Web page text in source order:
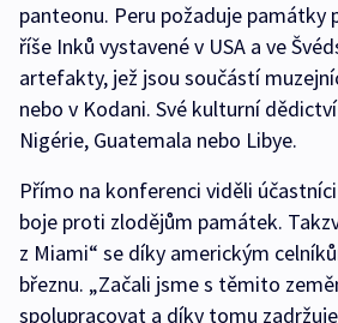
panteonu. Peru požaduje památky
říše Inků vystavené v USA a ve
artefakty, jež jsou součástí
nebo v Kodani. Své kulturní
Nigérie, Guatemala nebo Libye.
Přímo na konferenci viděli
boje proti zlodějům památek.
z Miami“ se díky americkým
březnu. „Začali jsme s těmito
spolupracovat a díky tomu